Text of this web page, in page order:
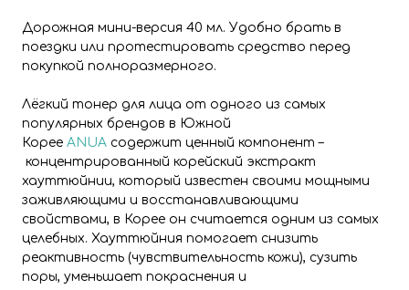
Дорожная мини-версия 40 мл. Удобно брать в
поездки или протестировать средство перед
покупкой полноразмерного.
Лёгкий тонер для лица от одного из самых
популярных брендов в Южной
Корее ANUA содержит ценный компонент –
концентрированный корейский экстракт
хауттюйнии, который известен своими мощными
заживляющими и восстанавливающими
свойствами, в Корее он считается одним из самых
целебных. Хауттюйния помогает снизить
реактивность (чувствительность кожи), сузить
поры, уменьшает покраснения и